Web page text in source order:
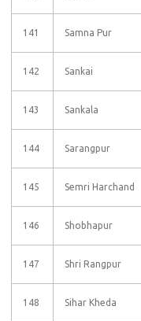
141 Samna Pur
142 Sankai
143 Sankala
144 Sarangpur
145 Semri Harchand
146 Shobhapur
147 Shri Rangpur
148 Sihar Kheda